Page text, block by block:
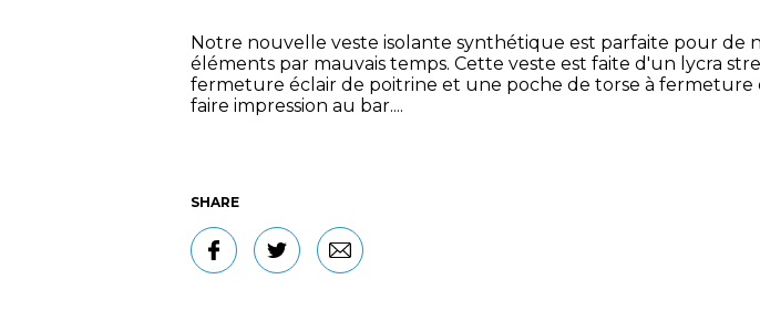
Notre nouvelle veste isolante synthétique est parfaite pour de
éléments par mauvais temps. Cette veste est faite d'un lycra
fermeture éclair de poitrine et une poche de torse à
faire impression au bar....
SHARE